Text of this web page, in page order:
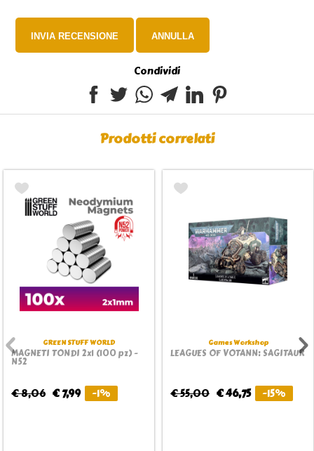
Condividi
Prodotti correlati
GREEN STUFF WORLD
MAGNETI TONDI 2x1 (100 pz) -
N52
€ 8,06 € 7,99 -1%
Games Workshop
LEAGUES OF VOTANN: SAGITAUR
€ 55,00 € 46,75 -15%